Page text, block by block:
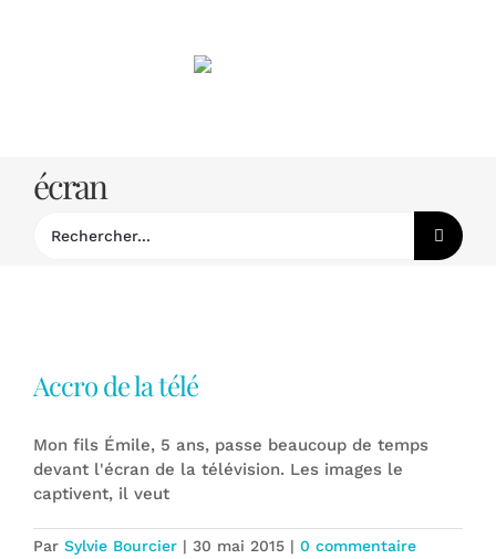
écran
Accro de la télé
Mon fils Émile, 5 ans, passe beaucoup de temps
devant l'écran de la télévision. Les images le
captivent, il veut
Par Sylvie Bourcier | 30 mai 2015 | 0 commentaire